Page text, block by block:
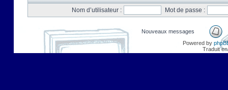
Nom d’utilisateur :
Mot de passe :
Nouveaux messages
Powered by
Traduit